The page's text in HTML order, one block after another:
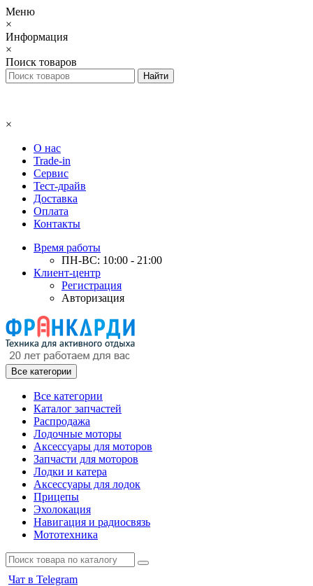
Меню
×
Информация
×
Поиск товаров
×
О нас
Trade-in
Сервис
Тест-драйв
Доставка
Оплата
Контакты
Время работы
ПН-ВС: 10:00 - 21:00
Клиент-центр
Регистрация
Авторизация
Все категории
Все категории
Каталог запчастей
Распродажа
Лодочные моторы
Аксессуары для моторов
Запчасти для моторов
Лодки и катера
Аксессуары для лодок
Прицепы
Эхолокация
Навигация и радиосвязь
Мототехника
Чат в Telegram